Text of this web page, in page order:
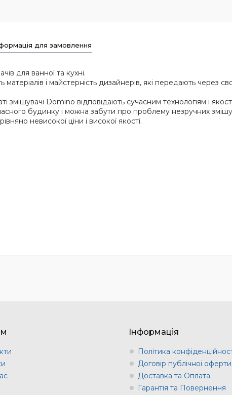
для замовлення
для ванної та кухні.
і майстерність дизайнерів, які передають через
змішувачі Domino відповідають сучасним технологіям і
будинку і можна забути про проблему незручних
невисокої ціни і високої якості.
Інформація
Політика
Договір публічної оферти
Доставка та Оплата
Гарантія та Повернення